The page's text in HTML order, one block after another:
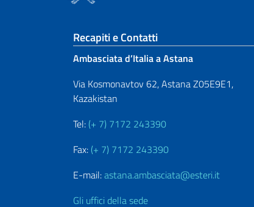
Sezione footer
Recapiti e Contatti
Ambasciata d’Italia a Astana
Via Kosmonavtov 62, Astana Z05E9E1,
Kazakistan
Tel: (+ 7) 7172 243390
Fax: (+ 7) 7172 243390
E-mail:astana.ambasciata@esteri.it
Gli uffici della sede